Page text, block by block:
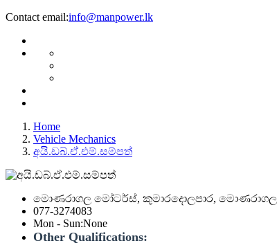
Contact email:info@manpower.lk
Home
Vehicle Mechanics
අයි.ඩබ්.ඒ.එම්.සම්පත්
මොණරාගල මෝටර්ස්, කුමාරදොලපාර, මොණරාගල
077-3274083
Mon - Sun:None
Other Qualifications: